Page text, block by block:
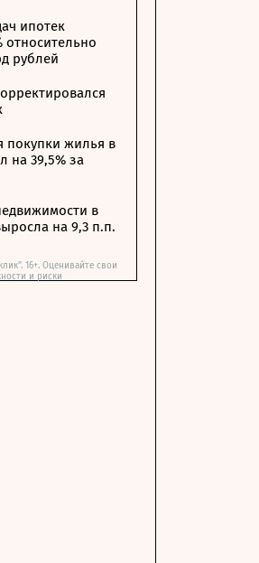
ипотек
относительно
рублей
покупки жилья в
на 39,5% за
в
на 9,3 п.п.
16+. Оценивайте свои
и риски